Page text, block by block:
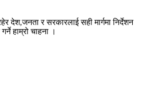
देश,जनता र सरकारलाई सही मार्गमा निर्देशन
हाम्रो चाहना ।